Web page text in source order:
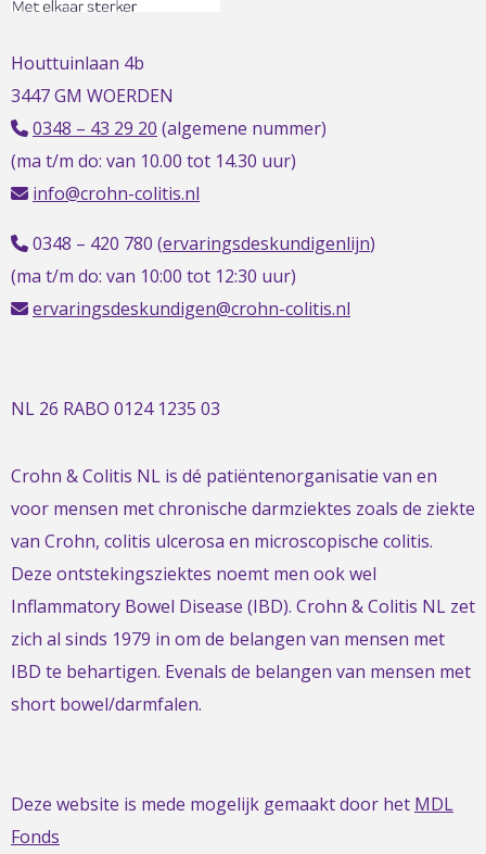
Houttuinlaan 4b
3447 GM WOERDEN
0348 – 43 29 20 (algemene nummer)
(ma t/m do: van 10.00 tot 14.30 uur)
info@crohn-colitis.nl
0348 – 420 780 (ervaringsdeskundigenlijn)
(ma t/m do: van 10:00 tot 12:30 uur)
ervaringsdeskundigen@crohn-colitis.nl
NL 26 RABO 0124 1235 03
Crohn & Colitis NL is dé patiëntenorganisatie van en
voor mensen met chronische darmziektes zoals de ziekte
van Crohn, colitis ulcerosa en microscopische colitis.
Deze ontstekingsziektes noemt men ook wel
Inflammatory Bowel Disease (IBD). Crohn & Colitis NL zet
zich al sinds 1979 in om de belangen van mensen met
IBD te behartigen. Evenals de belangen van mensen met
short bowel/darmfalen.
Deze website is mede mogelijk gemaakt door het MDL
Fonds